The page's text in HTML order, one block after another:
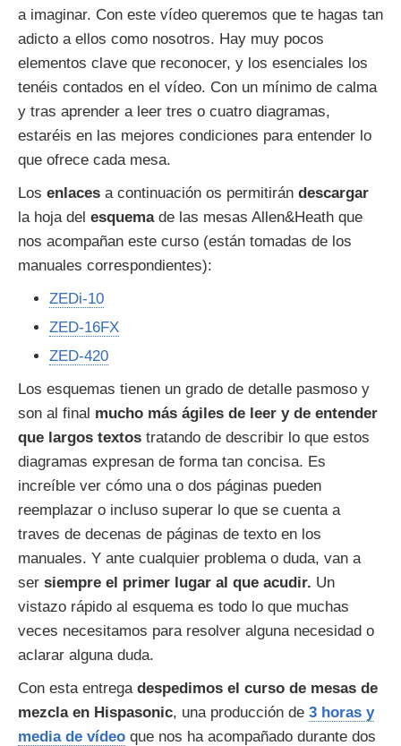
a imaginar. Con este vídeo queremos que te hagas tan
adicto a ellos como nosotros. Hay muy pocos
elementos clave que reconocer, y los esenciales los
tenéis contados en el vídeo. Con un mínimo de calma
y tras aprender a leer tres o cuatro diagramas,
estaréis en las mejores condiciones para entender lo
que ofrece cada mesa.
Los enlaces a continuación os permitirán descargar
la hoja del esquema de las mesas Allen&Heath que
nos acompañan este curso (están tomadas de los
manuales correspondientes):
ZEDi-10
ZED-16FX
ZED-420
Los esquemas tienen un grado de detalle pasmoso y
son al final mucho más ágiles de leer y de entender
que largos textos tratando de describir lo que estos
diagramas expresan de forma tan concisa. Es
increíble ver cómo una o dos páginas pueden
reemplazar o incluso superar lo que se cuenta a
traves de decenas de páginas de texto en los
manuales. Y ante cualquier problema o duda, van a
ser siempre el primer lugar al que acudir. Un
vistazo rápido al esquema es todo lo que muchas
veces necesitamos para resolver alguna necesidad o
aclarar alguna duda.
Con esta entrega despedimos el curso de mesas de
mezcla en Hispasonic, una producción de 3 horas y
media de vídeo que nos ha acompañado durante dos